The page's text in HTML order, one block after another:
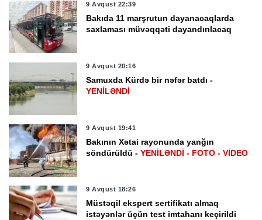
9 Avqust 22:39
Bakıda 11 marşrutun dayanacaqlarda
saxlaması müvəqqəti dayandırılacaq
9 Avqust 20:16
Samuxda Kürdə bir nəfər batdı -
YENİLƏNDİ
9 Avqust 19:41
Bakının Xətai rayonunda yanğın
söndürüldü -YENİLƏNDİ - FOTO - VİDEO
9 Avqust 18:26
Müstəqil ekspert sertifikatı almaq
istəyənlər üçün test imtahanı keçirildi